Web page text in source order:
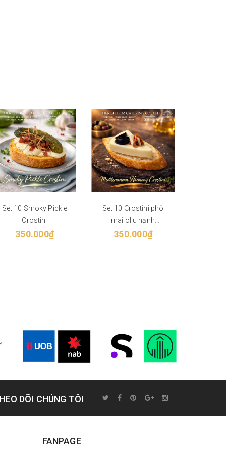
Set 10 Smoky Pickle
Crostini
350.000₫
Set 10 Crostini phô
mai oliu hạnh
nhân/Mediterranean
350.000₫
DÕI CHÚNG TÔI
FANPAGE